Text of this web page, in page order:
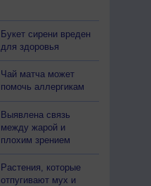
Букет сирени вреден
для здоровья
Чай матча может
помочь аллергикам
Выявлена связь
между жарой и
плохим зрением
Растения, которые
отпугивают мух и